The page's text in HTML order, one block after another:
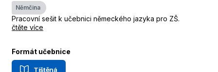
Němčina
Pracovní sešit k učebnici německého jazyka pro ZŠ.
čtěte více
Formát učebnice
Tištěná